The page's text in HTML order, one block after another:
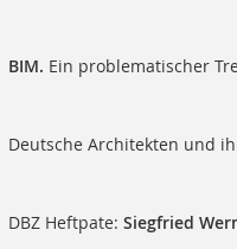
BIM. Ein problematischer
Deutsche Architekten und
DBZ Heftpate: Siegfried